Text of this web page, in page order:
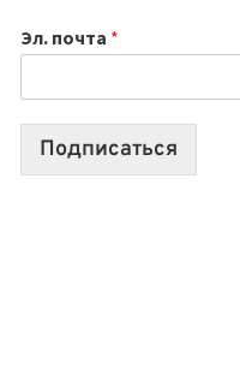
2026:
10
Эл. почта *
Подписаться